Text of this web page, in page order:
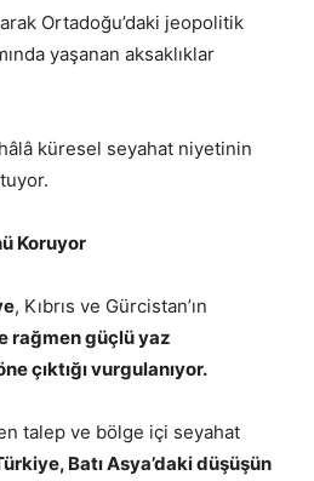
Ortadoğu’daki jeopolitik
yaşanan aksaklıklar
küresel seyahat niyetinin
Koruyor
, Kıbrıs ve Gürcistan’ın
rağmen güçlü yaz
çıktığı vurgulanıyor.
talep ve bölge içi seyahat
Batı Asya’daki düşüşün